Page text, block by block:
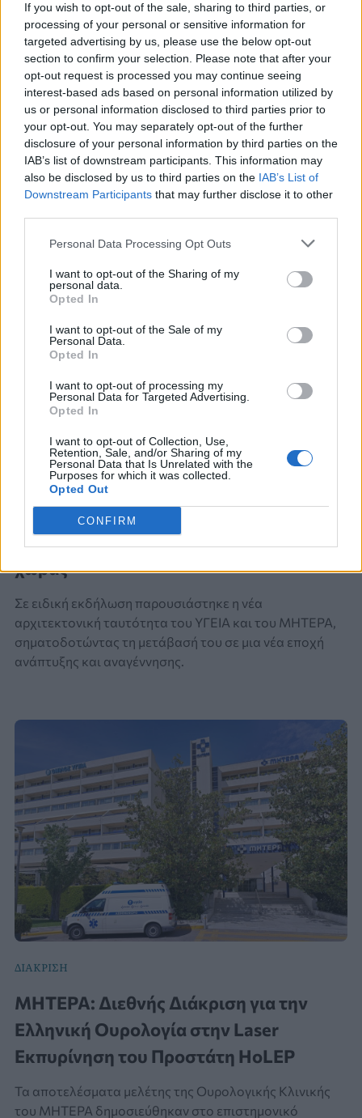
If you wish to opt-out of the sale, sharing to third parties, or
processing of your personal or sensitive information for
targeted advertising by us, please use the below opt-out
section to confirm your selection. Please note that after your
opt-out request is processed you may continue seeing
interest-based ads based on personal information utilized by
us or personal information disclosed to third parties prior to
your opt-out. You may separately opt-out of the further
disclosure of your personal information by third parties on the
IAB’s list of downstream participants. This information may
also be disclosed by us to third parties on the IAB’s List of
Downstream Participants that may further disclose it to other
Personal Data Processing Opt Outs
I want to opt-out of the Sharing of my
personal data.
Opted In
I want to opt-out of the Sale of my
Personal Data.
Opted In
I want to opt-out of processing my
Personal Data for Targeted Advertising.
Opted In
I want to opt-out of Collection, Use,
Retention, Sale, and/or Sharing of my
Personal Data that Is Unrelated with the
Purposes for which it was collected.
Opted Out
CONFIRM
ΜΗΤΕΡΑ: Έναρξη λειτουργίας
Επιστημονικής Επιτροπής Κύησης
Υψηλού Κινδύνου
Η λειτουργία της Επιτροπής θα επικεντρωθεί στη λήψη
αποφάσεων για κρίσιμα περιστατικά, διασφαλίζοντας
άμεση και αποτελεσματική φροντίδα για τις εγκύους.
ΑΝΑΚΑΙΝΙΣΗ
Η Νέα Εποχή του ΥΓΕΙΑ – ΜΗΤΕΡΑ: Η
μετεξέλιξη του μεγαλύτερου
νοσηλευτικού συγκροτήματος της
χώρας
Σε ειδική εκδήλωση παρουσιάστηκε η νέα
αρχιτεκτονική ταυτότητα του ΥΓΕΙΑ και του ΜΗΤΕΡΑ,
σηματοδοτώντας τη μετάβασή του σε μια νέα εποχή
ανάπτυξης και αναγέννησης.
ΔΙΑΚΡΙΣΗ
ΜΗΤΕΡΑ: Διεθνής Διάκριση για την
Ελληνική Ουρολογία στην Laser
Εκπυρίνηση του Προστάτη HoLEP
Τα αποτελέσματα μελέτης της Ουρολογικής Κλινικής
του ΜΗΤΕΡΑ δημοσιεύθηκαν στο επιστημονικό